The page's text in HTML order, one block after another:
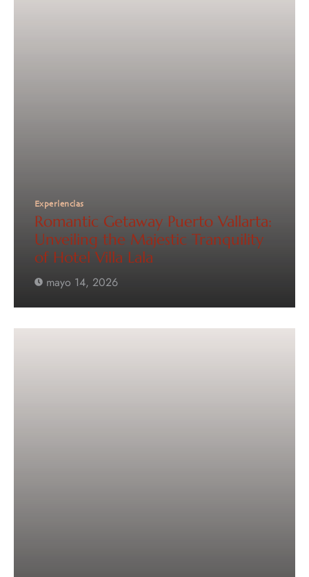
Experiencias
Romantic Getaway Puerto Vallarta:
Unveiling the Majestic Tranquility
of Hotel Villa Lala
mayo 14, 2026